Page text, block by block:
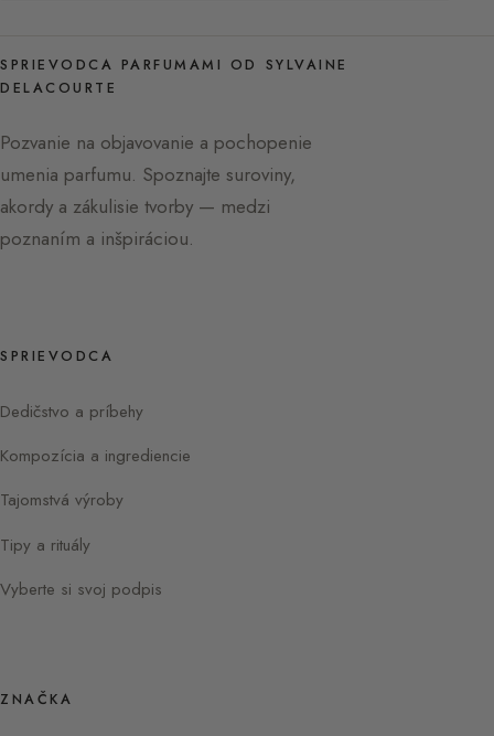
SPRIEVODCA PARFUMAMI OD SYLVAINE
DELACOURTE
Pozvanie na objavovanie a pochopenie
umenia parfumu. Spoznajte suroviny,
akordy a zákulisie tvorby — medzi
poznaním a inšpiráciou.
SPRIEVODCA
Dedičstvo a príbehy
Kompozícia a ingrediencie
Tajomstvá výroby
Tipy a rituály
Vyberte si svoj podpis
ZNAČKA